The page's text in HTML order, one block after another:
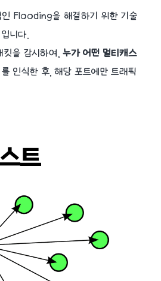
인 Flooding을 해결하기 위한 기술
입니다.
을 감시하여, 누가 어떤 멀티캐스
를 인식한 후, 해당 포트에만 트래픽
트